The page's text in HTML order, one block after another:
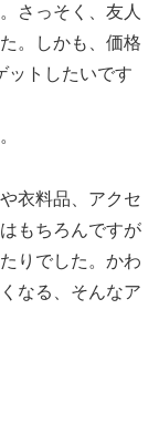
さっそく、友人
。しかも、価格
ットしたいです
衣料品、アクセ
もちろんですが
りでした。かわ
なる、そんなア